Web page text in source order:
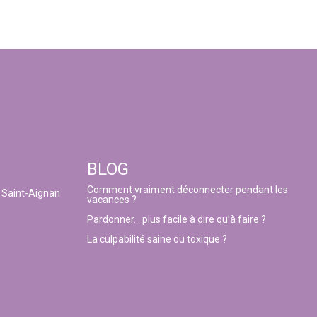
Aignan
BLOG
Comment vraiment déconnecter pendant les
vacances ?
Pardonner... plus facile à dire qu’à faire ?
La culpabilité saine ou toxique ?